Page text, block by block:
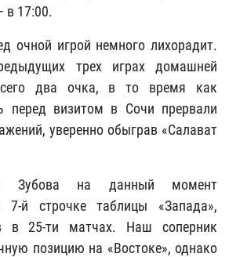
в 17:00.
очной игрой немного лихорадит.
трех играх домашней
два очка, в то время как
перед визитом в Сочи прервали
уверенно обыграв «Салават
Зубова на данный момент
7-й строчке таблицы «Запада»,
в 25-ти матчах. Наш соперник
позицию на «Востоке», однако